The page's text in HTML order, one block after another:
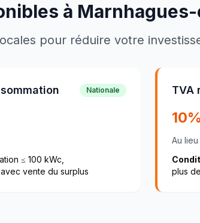
à
pour réduire votre
Nationale
≤ 100 kWc,
vente du surplus
TVA
10%
Au
plus